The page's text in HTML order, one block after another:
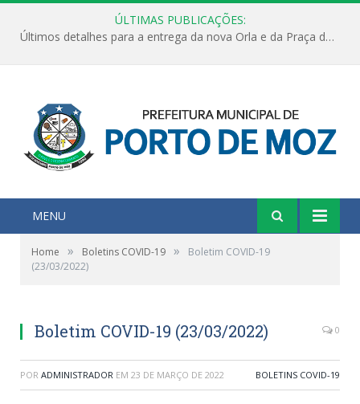
ÚLTIMAS PUBLICAÇÕES:
Últimos detalhes para a entrega da nova Orla e da Praça do Praião
MENU
Home » Boletins COVID-19 »
Boletim COVID-19
(23/03/2022)
Boletim COVID-19 (23/03/2022) 0
POR ADMINISTRADOR EM 23 DE MARÇO DE 2022 BOLETINS COVID-19